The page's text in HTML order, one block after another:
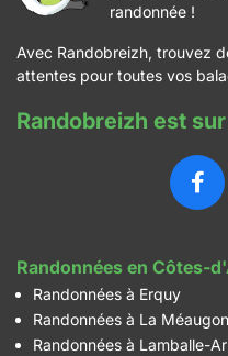
randonnée !
Avec Randobreizh, trouvez
attentes pour toutes vos
Randobreizh est
Randonnées en Côtes-
Randonnées à Erquy
Randonnées à La Méaugon
Randonnées à Lamballe-